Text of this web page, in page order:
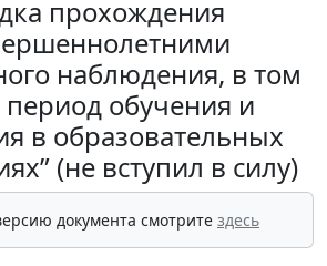
прохождения
наблюдения, в том
период обучения и
в образовательных
(не вступил в силу)
документа смотрите здесь